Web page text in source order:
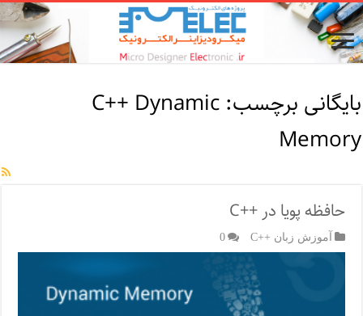
بایگانی برچسب:C++ Dynamic
Memory
حافظه پویا در ++C
آموزش زبان ++C 0